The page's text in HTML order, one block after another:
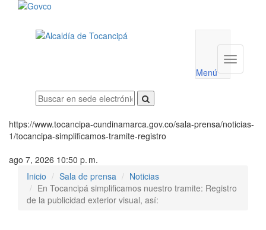
utilidades
Menú
Menú
https://www.tocancipa-cundinamarca.gov.co/sala-prensa/noticias-
1/tocancipa-simplificamos-tramite-registro
ago 7, 2026 10:50 p. m.
Inicio
Sala de prensa
Noticias
En Tocancipá simplificamos nuestro tramite: Registro
de la publicidad exterior visual, así: